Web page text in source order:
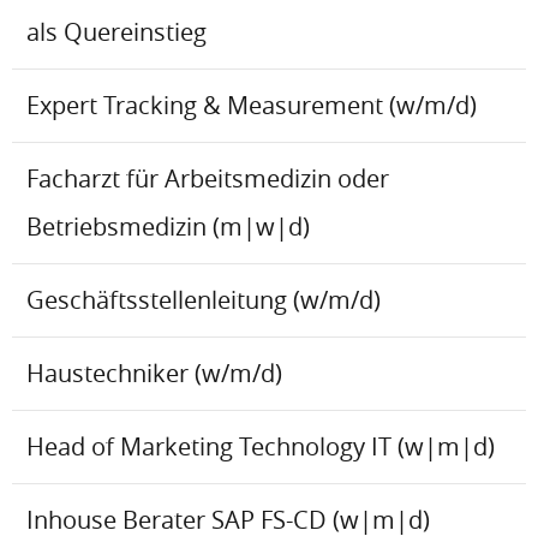
als Quereinstieg
Expert Tracking & Measurement (w/m/d)
Facharzt für Arbeitsmedizin oder
Betriebsmedizin (m|w|d)
Geschäftsstellenleitung (w/m/d)
Haustechniker (w/m/d)
Head of Marketing Technology IT (w|m|d)
Inhouse Berater SAP FS-CD (w|m|d)